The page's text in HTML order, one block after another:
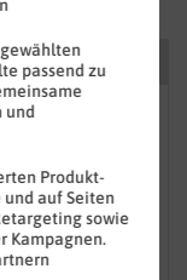
passend zu
und
Produkt-
und auf Seiten
sowie
Kampagnen.